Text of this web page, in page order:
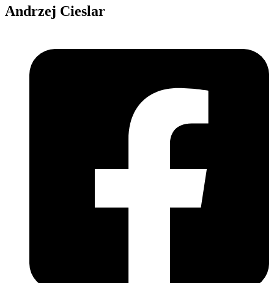
Andrzej Cieslar